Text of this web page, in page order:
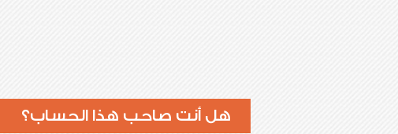
هل أنت صاحب هذا الحساب؟